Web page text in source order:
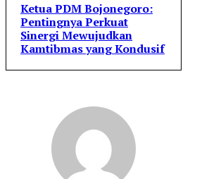
Ketua PDM Bojonegoro:
Pentingnya Perkuat
Sinergi Mewujudkan
Kamtibmas yang Kondusif